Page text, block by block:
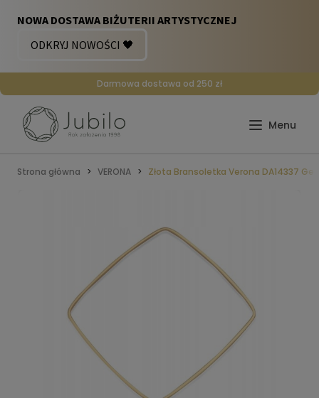
Darmowa dostawa od 250 zł
Strona główna VERONA Złota Bransoletka Verona DA14337